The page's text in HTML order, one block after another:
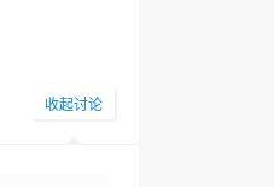
收起讨论